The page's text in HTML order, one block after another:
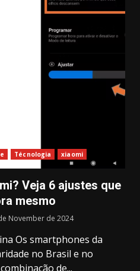
Técnologia xiaomi
Veja 6 ajustes que
mesmo
November de 2024
Os smartphones da
no Brasil e no
de...